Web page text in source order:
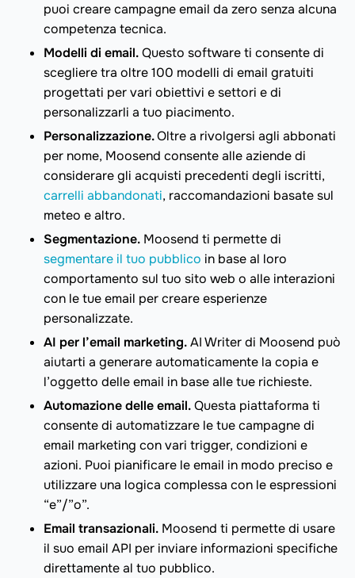
puoi creare campagne email da zero senza alcuna
competenza tecnica.
Modelli di email.Questo software ti consente di
scegliere tra oltre 100 modelli di email gratuiti
progettati per vari obiettivi e settori e di
personalizzarli a tuo piacimento.
Personalizzazione.Oltre a rivolgersi agli abbonati
per nome, Moosend consente alle aziende di
considerare gli acquisti precedenti degli iscritti,
carrelli abbandonati, raccomandazioni basate sul
meteo e altro.
Segmentazione. Moosend ti permette di
segmentare il tuo pubblico in base al loro
comportamento sul tuo sito web o alle interazioni
con le tue email per creare esperienze
personalizzate.
AI per l’email marketing.AI Writer di Moosend può
aiutarti a generare automaticamente la copia e
l’oggetto delle email in base alle tue richieste.
Automazione delle email.Questa piattaforma ti
consente di automatizzare le tue campagne di
email marketing con vari trigger, condizioni e
azioni. Puoi pianificare le email in modo preciso e
utilizzare una logica complessa con le espressioni
“e”/”o”.
Email transazionali. Moosend ti permette di usare
il suo email API per inviare informazioni specifiche
direttamente al tuo pubblico.